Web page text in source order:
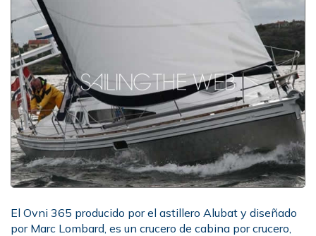
El Ovni 365 producido por el astillero Alubat y diseñado
por Marc Lombard, es un crucero de cabina por crucero,